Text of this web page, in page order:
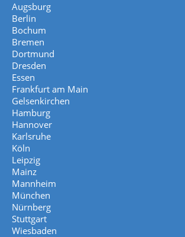
Augsburg
Berlin
Bochum
Bremen
Dortmund
Dresden
Essen
Frankfurt am Main
Gelsenkirchen
Hamburg
Hannover
Karlsruhe
Köln
Leipzig
Mainz
Mannheim
München
Nürnberg
Stuttgart
Wiesbaden